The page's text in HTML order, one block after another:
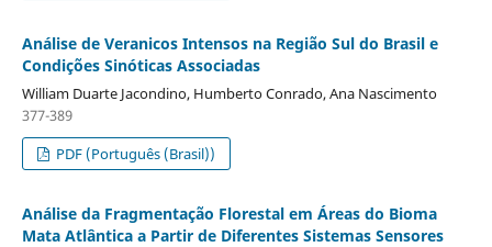
Análise de Veranicos Intensos na Região Sul do Brasil e
Condições Sinóticas Associadas
William Duarte Jacondino, Humberto Conrado, Ana Nascimento
377-389
PDF (Português (Brasil))
Análise da Fragmentação Florestal em Áreas do Bioma
Mata Atlântica a Partir de Diferentes Sistemas Sensores